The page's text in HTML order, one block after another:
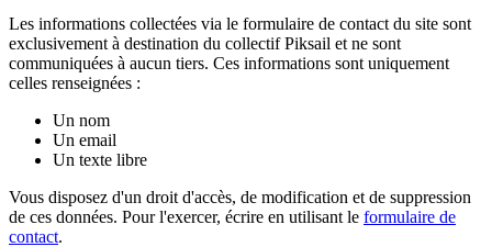
Les informations collectées via le formulaire de contact du site sont
exclusivement à destination du collectif Piksail et ne sont
communiquées à aucun tiers. Ces informations sont uniquement
celles renseignées :
Un nom
Un email
Un texte libre
Vous disposez d'un droit d'accès, de modification et de suppression
de ces données. Pour l'exercer, écrire en utilisant le formulaire de
contact.